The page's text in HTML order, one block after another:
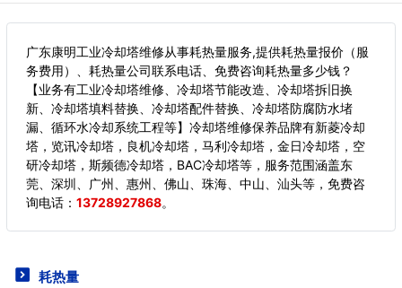
广东康明工业冷却塔维修从事耗热量服务,提供耗热量报价（服
务费用）、耗热量公司联系电话、免费咨询耗热量多少钱？
【业务有工业冷却塔维修、冷却塔节能改造、冷却塔拆旧换
新、冷却塔填料替换、冷却塔配件替换、冷却塔防腐防水堵
漏、循环水冷却系统工程等】冷却塔维修保养品牌有新菱冷却
塔，览讯冷却塔，良机冷却塔，马利冷却塔，金日冷却塔，空
研冷却塔，斯频德冷却塔，BAC冷却塔等，服务范围涵盖东
莞、深圳、广州、惠州、佛山、珠海、中山、汕头等， 免费咨
询电话： 13728927868。
耗热量